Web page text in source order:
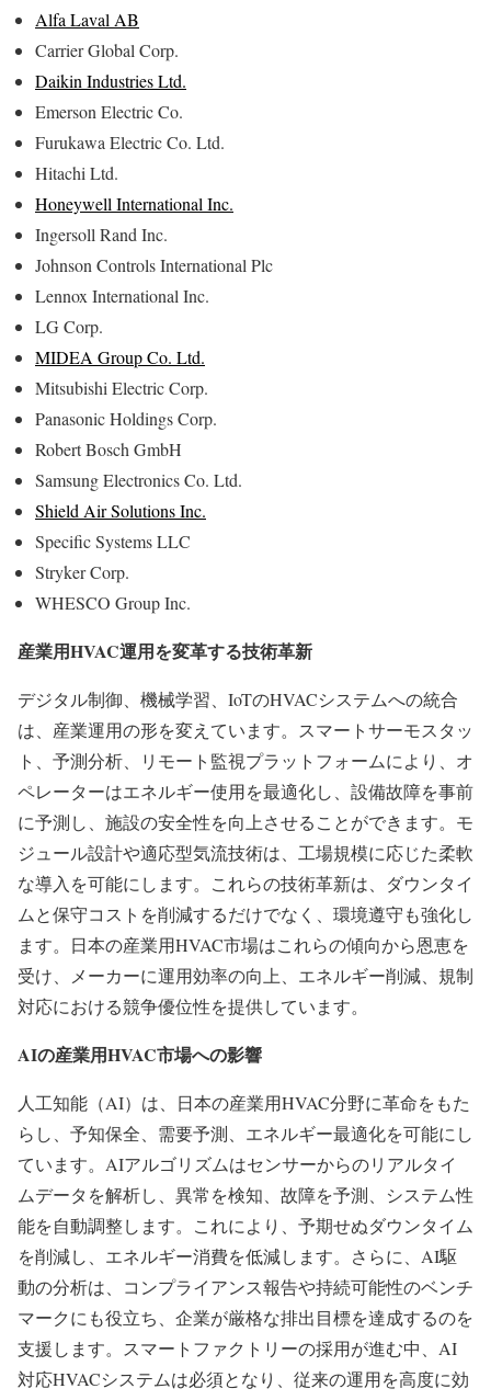
Alfa Laval AB
Carrier Global Corp.
Daikin Industries Ltd.
Emerson Electric Co.
Furukawa Electric Co. Ltd.
Hitachi Ltd.
Honeywell International Inc.
Ingersoll Rand Inc.
Johnson Controls International Plc
Lennox International Inc.
LG Corp.
MIDEA Group Co. Ltd.
Mitsubishi Electric Corp.
Panasonic Holdings Corp.
Robert Bosch GmbH
Samsung Electronics Co. Ltd.
Shield Air Solutions Inc.
Specific Systems LLC
Stryker Corp.
WHESCO Group Inc.
産業用HVAC運用を変革する技術革新
デジタル制御、機械学習、IoTのHVACシステムへの統合
は、産業運用の形を変えています。スマートサーモスタッ
ト、予測分析、リモート監視プラットフォームにより、オ
ペレーターはエネルギー使用を最適化し、設備故障を事前
に予測し、施設の安全性を向上させることができます。モ
ジュール設計や適応型気流技術は、工場規模に応じた柔軟
な導入を可能にします。これらの技術革新は、ダウンタイ
ムと保守コストを削減するだけでなく、環境遵守も強化し
ます。日本の産業用HVAC市場はこれらの傾向から恩恵を
受け、メーカーに運用効率の向上、エネルギー削減、規制
対応における競争優位性を提供しています。
AIの産業用HVAC市場への影響
人工知能（AI）は、日本の産業用HVAC分野に革命をもた
らし、予知保全、需要予測、エネルギー最適化を可能にし
ています。AIアルゴリズムはセンサーからのリアルタイ
ムデータを解析し、異常を検知、故障を予測、システム性
能を自動調整します。これにより、予期せぬダウンタイム
を削減し、エネルギー消費を低減します。さらに、AI駆
動の分析は、コンプライアンス報告や持続可能性のベンチ
マークにも役立ち、企業が厳格な排出目標を達成するのを
支援します。スマートファクトリーの採用が進む中、AI
対応HVACシステムは必須となり、従来の運用を高度に効